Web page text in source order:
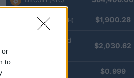
or
to
Ethereum (ETH) $1,900.28
kpk ETH Yield
$2,030.62
$0.999